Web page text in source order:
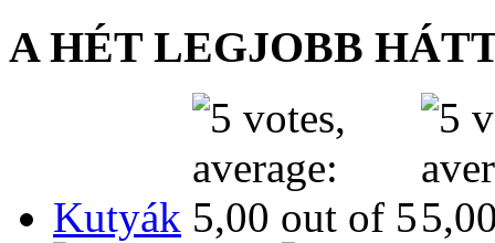
A HÉT LEGJOBB
Kutyák